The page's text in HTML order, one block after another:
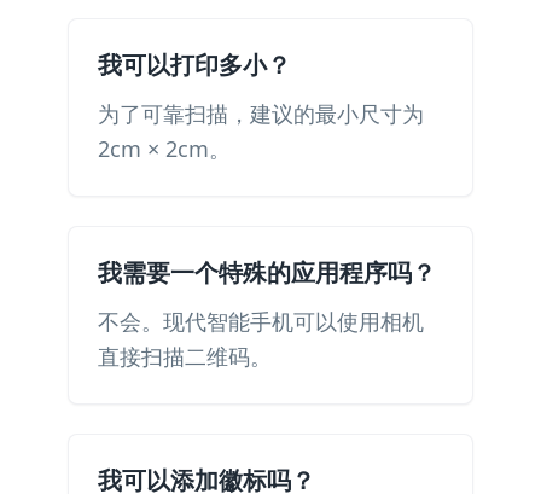
我可以打印多小？
为了可靠扫描，建议的最小尺寸为
2cm × 2cm。
我需要一个特殊的应用程序吗？
不会。现代智能手机可以使用相机
直接扫描二维码。
我可以添加徽标吗？